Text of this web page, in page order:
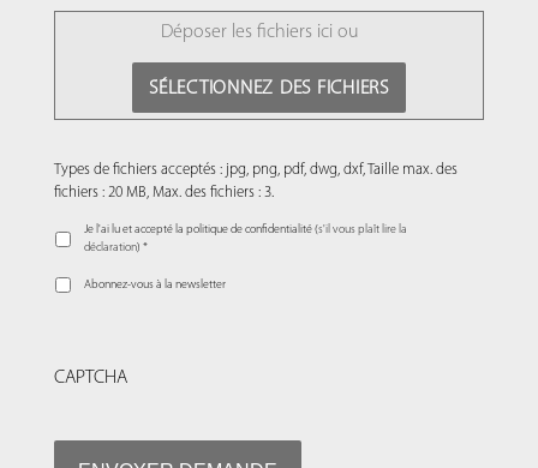
FILE
Déposer les fichiers ici ou
SÉLECTIONNEZ DES FICHIERS
Types de fichiers acceptés : jpg, png, pdf, dwg, dxf, Taille max. des
fichiers : 20 MB, Max. des fichiers : 3.
Je l'ai lu et accepté la politique de confidentialité (s'il vous plaît lire la
déclaration) *
Abonnez-vous à la newsletter
CAPTCHA